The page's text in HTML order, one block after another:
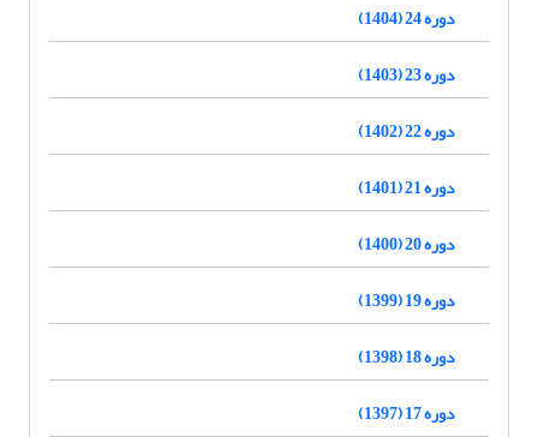
دوره 24 (1404)
دوره 23 (1403)
دوره 22 (1402)
دوره 21 (1401)
دوره 20 (1400)
دوره 19 (1399)
دوره 18 (1398)
دوره 17 (1397)